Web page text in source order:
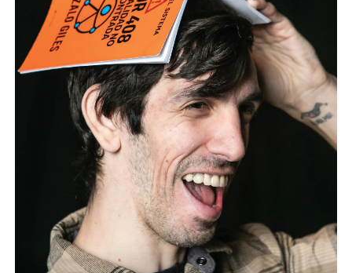
Cartucho como el que de dispararon a Pablo Grillo en la
manifestación del miércoles pasado.
El video fue presentado este lunes en la sede de ARGRA
(Asociación de Reporteros Gráficos de la Argentina)
junto al SiPreBa (Sindicato de Prensa de Buenos Aires).